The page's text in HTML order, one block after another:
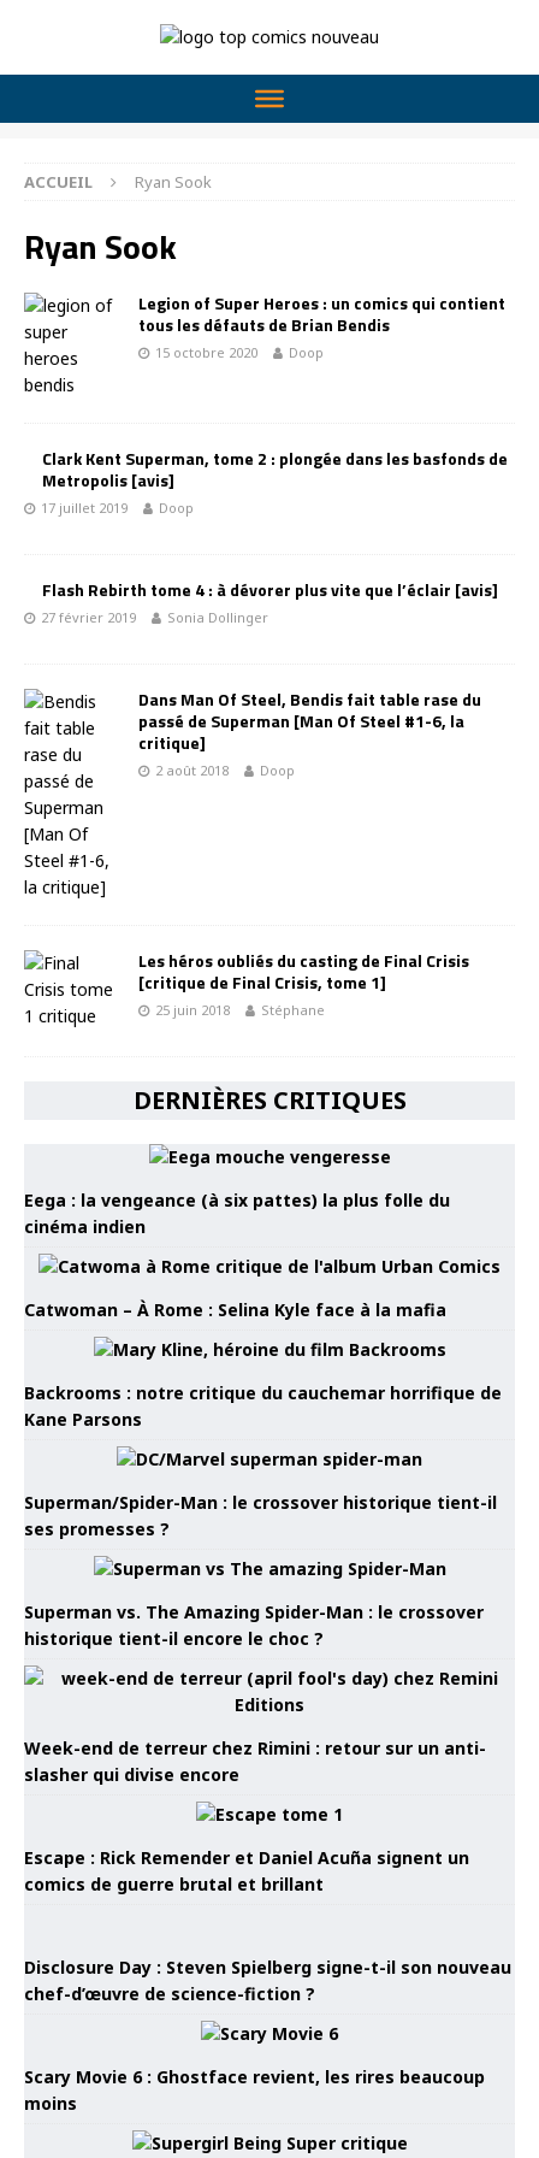
ACCUEIL Ryan Sook
Ryan Sook
Legion of Super Heroes : un comics qui contient
tous les défauts de Brian Bendis
15 octobre 2020 Doop
Clark Kent Superman, tome 2 : plongée dans les basfonds de
Metropolis [avis]
17 juillet 2019 Doop
Flash Rebirth tome 4 : à dévorer plus vite que l’éclair [avis]
27 février 2019 Sonia Dollinger
Dans Man Of Steel, Bendis fait table rase du
passé de Superman [Man Of Steel #1-6, la
critique]
2 août 2018 Doop
Les héros oubliés du casting de Final Crisis
[critique de Final Crisis, tome 1]
25 juin 2018 Stéphane
DERNIÈRES CRITIQUES
Eega : la vengeance (à six pattes) la plus folle du
cinéma indien
Catwoman – À Rome : Selina Kyle face à la mafia
Backrooms : notre critique du cauchemar horrifique de
Kane Parsons
Superman/Spider-Man : le crossover historique tient-il
ses promesses ?
Superman vs. The Amazing Spider-Man : le crossover
historique tient-il encore le choc ?
Week-end de terreur chez Rimini : retour sur un anti-
slasher qui divise encore
Escape : Rick Remender et Daniel Acuña signent un
comics de guerre brutal et brillant
Disclosure Day : Steven Spielberg signe-t-il son nouveau
chef-d’œuvre de science-fiction ?
Scary Movie 6 : Ghostface revient, les rires beaucoup
moins